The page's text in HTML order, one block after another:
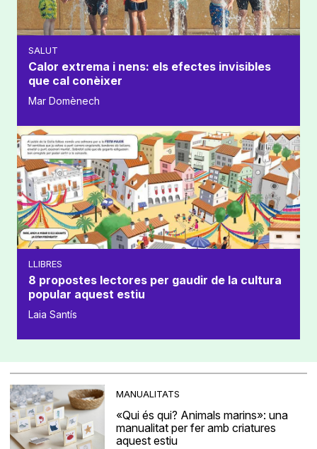
SALUT
Calor extrema i nens: els efectes invisibles
que cal conèixer
Mar Domènech
LLIBRES
8 propostes lectores per gaudir de la cultura
popular aquest estiu
Laia Santís
MANUALITATS
«Qui és qui? Animals marins»: una
manualitat per fer amb criatures
aquest estiu